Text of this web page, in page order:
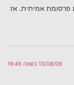
פרסומת אמיתית. אז
13/08/09 בשעה 19:45